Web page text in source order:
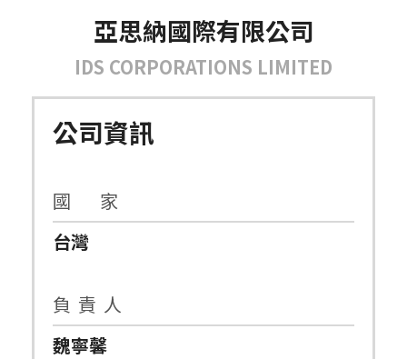
亞思納國際有限公司
IDS CORPORATIONS LIMITED
公司資訊
國 家
台灣
負 責 人
魏寧馨